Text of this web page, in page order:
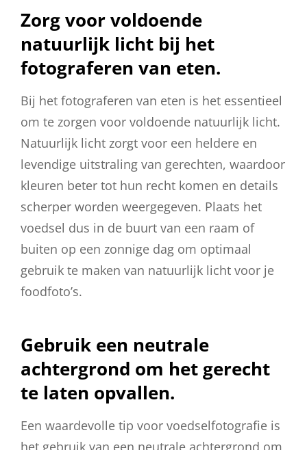
Zorg voor voldoende
natuurlijk licht bij het
fotograferen van eten.
Bij het fotograferen van eten is het essentieel
om te zorgen voor voldoende natuurlijk licht.
Natuurlijk licht zorgt voor een heldere en
levendige uitstraling van gerechten, waardoor
kleuren beter tot hun recht komen en details
scherper worden weergegeven. Plaats het
voedsel dus in de buurt van een raam of
buiten op een zonnige dag om optimaal
gebruik te maken van natuurlijk licht voor je
foodfoto’s.
Gebruik een neutrale
achtergrond om het gerecht
te laten opvallen.
Een waardevolle tip voor voedselfotografie is